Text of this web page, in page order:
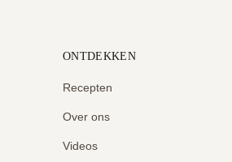
ONTDEKKEN
Recepten
Over ons
Videos